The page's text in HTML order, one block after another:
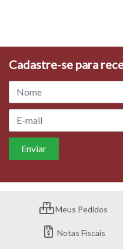
Cadastre-se para
Meus Pedidos
Notas Fiscais